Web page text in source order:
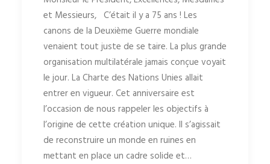
et Messieurs, C’était il y a 75 ans ! Les
canons de la Deuxième Guerre mondiale
venaient tout juste de se taire. La plus grande
organisation multilatérale jamais conçue voyait
le jour. La Charte des Nations Unies allait
entrer en vigueur. Cet anniversaire est
l’occasion de nous rappeler les objectifs à
l’origine de cette création unique. Il s’agissait
de reconstruire un monde en ruines en
mettant en place un cadre solide et…